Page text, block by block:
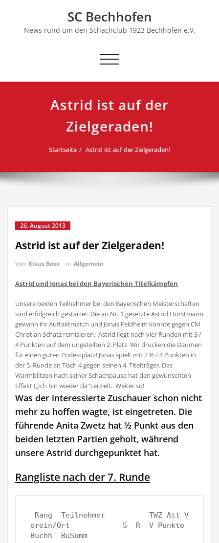
SC Bechhofen
News rund um den Schachclub 1923 Bechhofen e.V.
Schalte
Astrid ist auf der
Zielgeraden!
Startseite Astrid ist auf der Zielgeraden!
26. August 2013
Astrid ist auf der Zielgeraden!
Von Klaus Böse in Allgemein
Astrid und Jonas bei den Bayerischen Titelkämpfen
Unsere beiden Teilnehmer bei den Bayerischen Meisterschaften
sind erfolgreich gestartet. Die an Nr. 1 gesetzte Astrid Horstmann
gewann ihr Auftaktmatch und Jonas Feldheim konnte gegen CM
Christian Schatz remisieren. Astrid liegt nach vier Runden mit 3 /
4 Punkten auf dem ungeteilten 2. Platz. Wir drücken die Daumen
für einen guten Podestplatz! Jonas spielt mit 2 ½ / 4 Punkten in
der 5. Runde an Tisch 4 gegen seinen 4. Titelträger. Das
Warmblitzen nach seiner Schachpause hat den gewünschten
Effekt („Ich bin wieder da“) erzielt. Weiter so!
Was der interessierte Zuschauer schon nicht
mehr zu hoffen wagte, ist eingetreten. Die
führende Anita Zwetz hat ½ Punkt aus den
beiden letzten Partien geholt, während
unsere Astrid durchgepunktet hat.
Rangliste nach der 7. Runde
Rang  Teilnehmer          TWZ Att V
erein/Ort            S  R  V Punkte
Buchh  BuSumm